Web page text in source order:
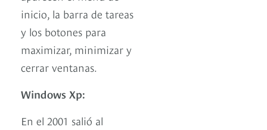
inicio, la barra de tareas
y los botones para
maximizar, minimizar y
cerrar ventanas.
Windows Xp:
En el 2001 salió al